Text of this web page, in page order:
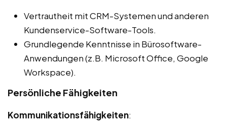
Vertrautheit mit CRM-Systemen und anderen
Kundenservice-Software-Tools.
Grundlegende Kenntnisse in Bürosoftware-
Anwendungen (z.B. Microsoft Office, Google
Workspace).
Persönliche Fähigkeiten
Kommunikationsfähigkeiten: